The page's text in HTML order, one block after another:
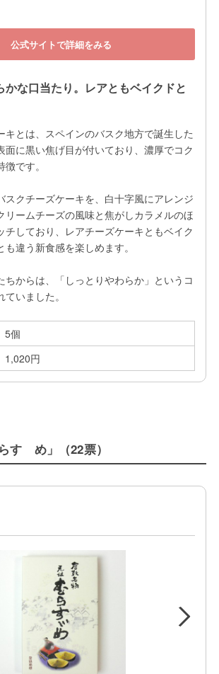
公式サイトで詳細をみる
かな口当たり。レアともベイクドと
キとは、スペインのバスク地方で誕生した
面に黒い焦げ目が付いており、濃厚でコク
です。
スクチーズケーキを、白十字風にアレンジ
リームチーズの風味と焦がしカラメルのほ
チしており、レアチーズケーキともベイク
も違う新食感を楽しめます。
ちからは、「しっとりやわらか」というコ
いました。
5個
1,020円
すゞめ」（22票）